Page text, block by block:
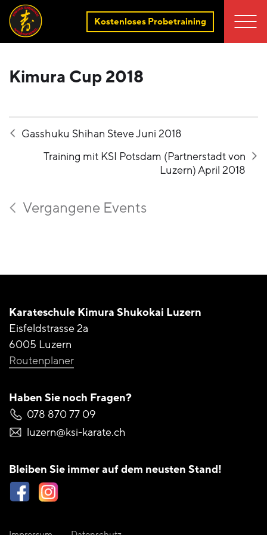
Kostenloses Probetraining
Kimura Cup 2018
Gasshuku Shihan Steve Juni 2018
Training mit KSI Potsdam (Partnerstadt von
Luzern) April 2018
Vergangene Events
Karateschule Kimura Shukokai Luzern
Eisfeldstrasse 2a
6005 Luzern
Routenplaner
Haben Sie noch Fragen?
078 870 77 09
luzern@ksi-karate.ch
Bleiben Sie immer aufdem neusten Stand!